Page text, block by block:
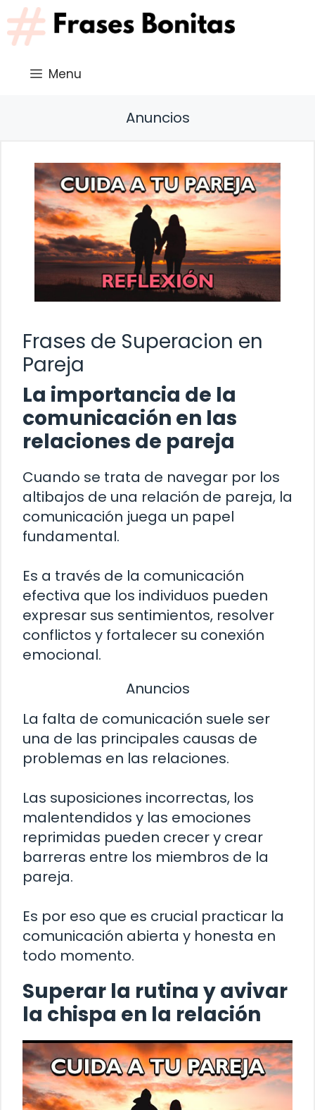
Saltar
al
contenido
Menu
Anuncios
Frases de Superacion en
Pareja
La importancia de la
comunicación en las
relaciones de pareja
Cuando se trata de navegar por los
altibajos de una relación de pareja, la
comunicación juega un papel
fundamental.
Es a través de la comunicación
efectiva que los individuos pueden
expresar sus sentimientos, resolver
conflictos y fortalecer su conexión
emocional.
Anuncios
La falta de comunicación suele ser
una de las principales causas de
problemas en las relaciones.
Las suposiciones incorrectas, los
malentendidos y las emociones
reprimidas pueden crecer y crear
barreras entre los miembros de la
pareja.
Es por eso que es crucial practicar la
comunicación abierta y honesta en
todo momento.
Superar la rutina y avivar
la chispa en la relación